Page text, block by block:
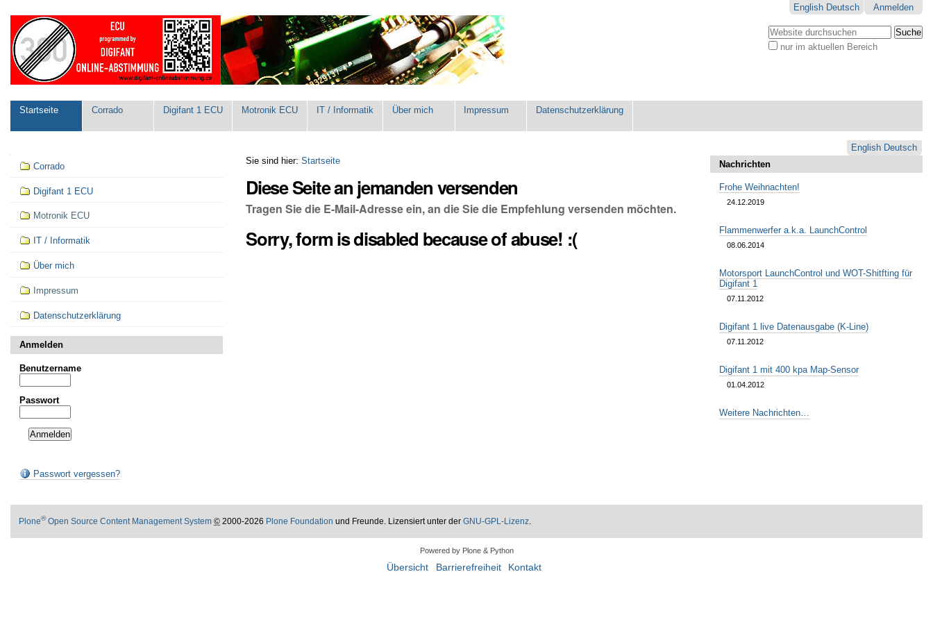
zum
Inhalt
|
Direkt
zur
Navigation
Werkzeuge
Anmelden
English Deutsch
Website durchsuchen
nur im aktuellen Bereich
Sektionen
Startseite Corrado Digifant 1 ECU Motronik ECU IT / Informatik Über mich Impressum Datenschutzerklärung
English Deutsch
Sie sind hier: Startseite
Diese Seite an jemanden versenden
Tragen Sie die E-Mail-Adresse ein, an die Sie die Empfehlung versenden möchten.
Sorry, form is disabled because of abuse! :(
Navigation
Corrado
Digifant 1 ECU
Motronik ECU
IT / Informatik
Über mich
Impressum
Datenschutzerklärung
Anmelden
Benutzername
Passwort
Passwort vergessen?
Nachrichten
Frohe Weihnachten!
24.12.2019
Flammenwerfer a.k.a. LaunchControl
08.06.2014
Motorsport LaunchControl und WOT-Shitfting für
Digifant 1
07.11.2012
Digifant 1 live Datenausgabe (K-Line)
07.11.2012
Digifant 1 mit 400 kpa Map-Sensor
01.04.2012
Weitere Nachrichten…
Plone®Open Source Content Management System © 2000-2026 Plone Foundation und Freunde. Lizensiert unter derGNU-GPL-Lizenz.
Powered by Plone & Python
Übersicht Barrierefreiheit Kontakt